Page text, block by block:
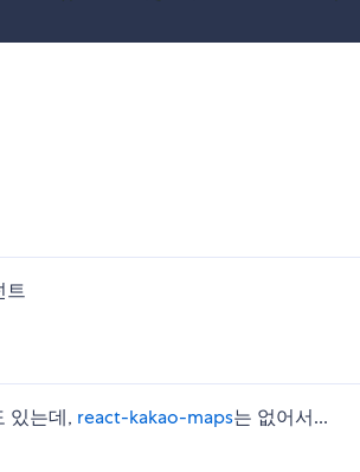
트
있는데, react-kakao-maps는 없어서...